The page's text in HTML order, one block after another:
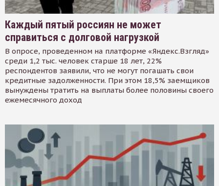
Каждый пятый россиян не может
справиться с долговой нагрузкой
В опросе, проведенном на платформе «Яндекс.Взгляд»
среди 1,2 тыс. человек старше 18 лет, 22%
респондентов заявили, что не могут погашать свои
кредитные задолженности. При этом 18,5% заемщиков
вынуждены тратить на выплаты более половины своего
ежемесячного доход